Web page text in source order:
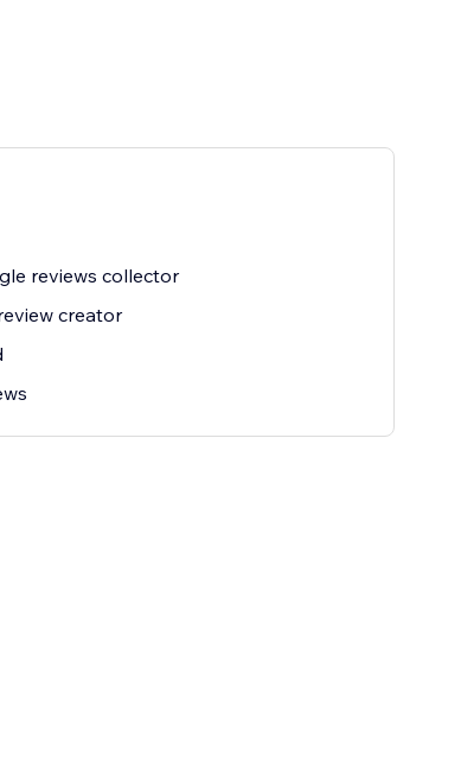
reviews collector
creator